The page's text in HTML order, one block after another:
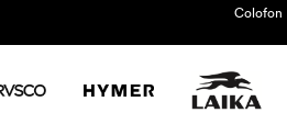
Colofon